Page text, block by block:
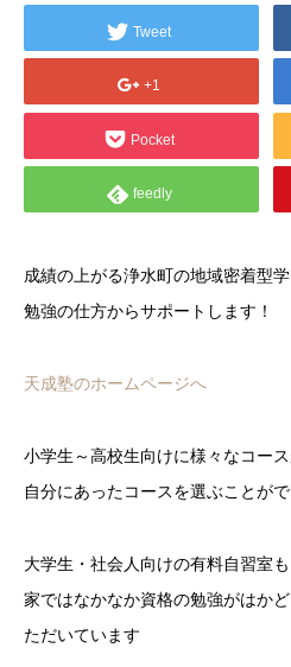
Tweet
+1
Pocket
feedly
成績の上がる浄水町の地域密着型
勉強の仕方からサポートします！
天成塾のホームページへ
小学生～高校生向けに様々なコース
自分にあったコースを選ぶことがで
大学生・社会人向けの有料自習室も
家ではなかなか資格の勉強がはか
ただいています